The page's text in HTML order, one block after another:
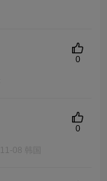
0
08 韩国
0